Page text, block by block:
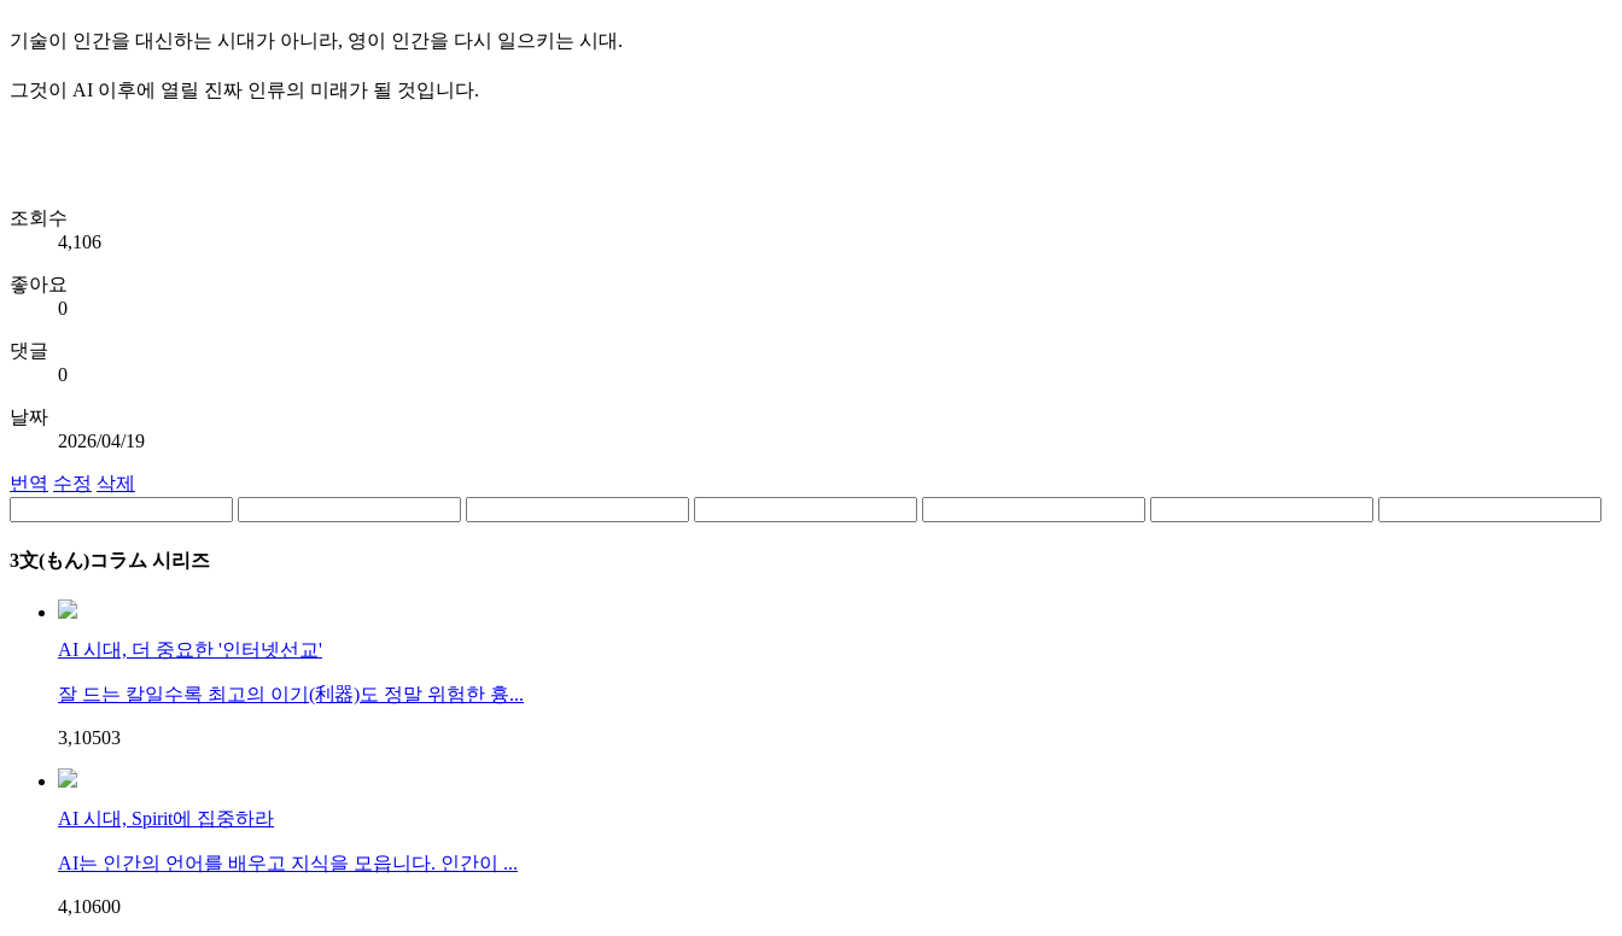
기술이 인간을 대신하는 시대가 아니라, 영이 인간을 다시 일으키는 시대.
그것이 AI 이후에 열릴 진짜 인류의 미래가 될 것입니다.
조회수
4,106
좋아요
0
댓글
0
날짜
2026/04/19
번역 수정 삭제
3文(もん)コラム 시리즈
AI 시대, 더 중요한 '인터넷선교'
잘 드는 칼일수록 최고의 이기(利器)도 정말 위험한 흉...
3,10503
AI 시대, Spirit에 집중하라
AI는 인간의 언어를 배우고 지식을 모읍니다. 인간이 ...
4,10600